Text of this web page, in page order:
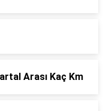
Arası Kaç Km